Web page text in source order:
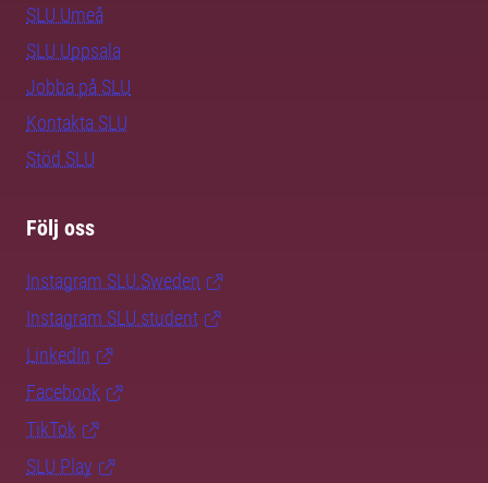
SLU Umeå
SLU Uppsala
Jobba på SLU
Kontakta SLU
Stöd SLU
Följ oss
Instagram SLU.Sweden
Instagram SLU.student
LinkedIn
Facebook
TikTok
SLU Play